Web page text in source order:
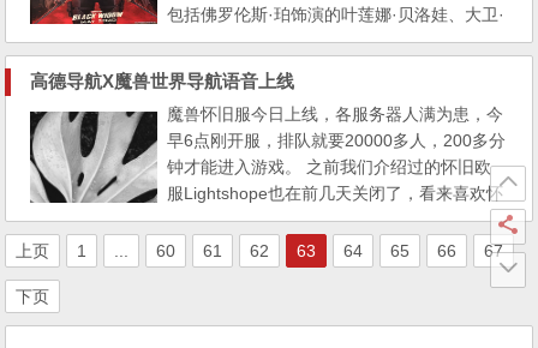
包括佛罗伦斯·珀饰演的叶莲娜·贝洛娃、大卫·
哈伯饰演的红色守卫者以及反派模仿大师等
人。 此外在本届迪士尼D23 Expo展会
上，漫威还展示了将会在《黑寡妇》中出现的
全新白色战服，看起来十分简洁干练。
《黑寡妇》将于2020年5月1日上映，斯...
高德导航X魔兽世界导航语音上线
魔兽怀旧服今日上线，各服务器人满为患，今
早6点刚开服，排队就要20000多人，200多分
钟才能进入游戏。 之前我们介绍过的怀旧欧
服Lightshope也在前几天关闭了，看来喜欢怀
旧服的玩家还真不少，不过像我这种无法接受
月卡的休闲玩家，就无缘游戏了。 高德导航
趁魔兽世界的热度，推出了魔兽世界导航语
的片段： 前方道路拥堵，注意不要add小怪！
上页 1 ... 60 61 62 63 64 65 66 67
下页